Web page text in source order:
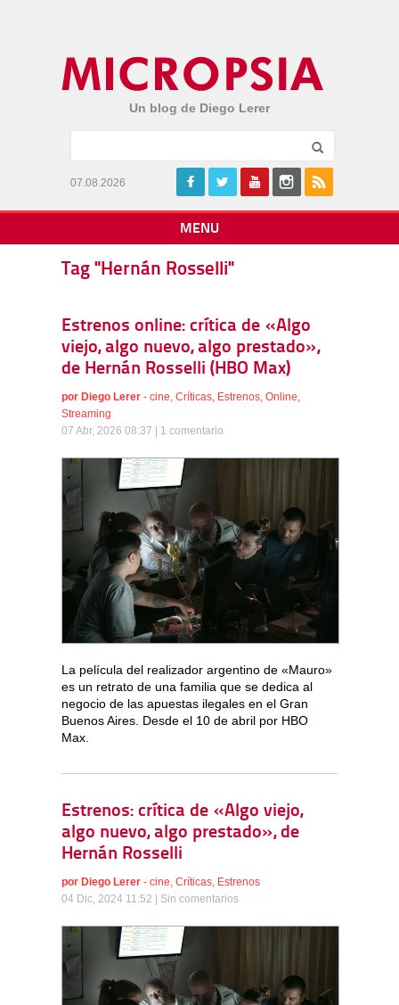
Un blog de Diego Lerer
07.08.2026
MENU
Tag "Hernán Rosselli"
Estrenos online: crítica de «Algo
viejo, algo nuevo, algo prestado»,
de Hernán Rosselli (HBO Max)
por Diego Lerer - cine, Críticas, Estrenos, Online,
Streaming
07 Abr, 2026 08:37 | 1 comentario
La película del realizador argentino de «Mauro»
es un retrato de una familia que se dedica al
negocio de las apuestas ilegales en el Gran
Buenos Aires. Desde el 10 de abril por HBO
Max.
Estrenos: crítica de «Algo viejo,
algo nuevo, algo prestado», de
Hernán Rosselli
por Diego Lerer - cine Críticas Estrenos
04 Dic, 2024 11:52 | Sin comentarios